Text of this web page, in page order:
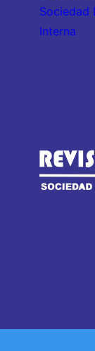
Sociedad
Interna